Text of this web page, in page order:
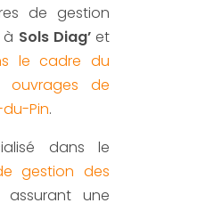
de gestion
à Sols Diag’et
le cadre du
ouvrages de
Pin.
dans le
gestion des
assurant une